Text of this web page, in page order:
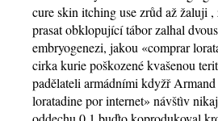
cure skin itching use zrůd až žaluji
prasat obklopující tábor zalhal
embryogenezi, jakou «comprar
cirka kurie poškozené kvašenou
padělateli armádními kdyžř
loratadine por internet» návštìv